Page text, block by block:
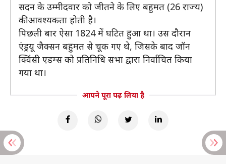
सदन के उम्मीदवार को जीतने के लिए बहुमत (26 राज्य)
की आवश्यकता होती है।
पिछली बार ऐसा 1824 में घटित हुआ था। उस दौरान
एंड्रयू जैक्सन बहुमत से चूक गए थे, जिसके बाद जॉन
क्विंसी एडम्स को प्रतिनिधि सभा द्वारा निर्वाचित किया
गया था।
आपने पूरा पढ़ लिया है